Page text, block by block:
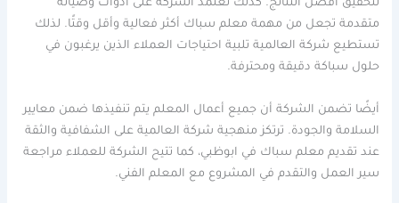
لتحقيق أفضل النتائج. كذلك تعتمد الشركة على أدوات وصيانة
متقدمة تجعل من مهمة معلم سباك أكثر فعالية وأقل وقتًا. لذلك
تستطيع شركة العالمية تلبية احتياجات العملاء الذين يرغبون في
حلول سباكة دقيقة ومحترفة.
أيضًا تضمن الشركة أن جميع أعمال المعلم يتم تنفيذها ضمن معايير
السلامة والجودة. ترتكز منهجية شركة العالمية على الشفافية والثقة
عند تقديم معلم سباك في ابوظبي، كما تتيح الشركة للعملاء مراجعة
سير العمل والتقدم في المشروع مع المعلم الفني.